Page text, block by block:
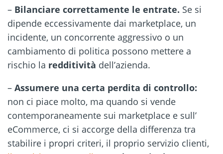
– Bilanciare correttamente le entrate. Se si
dipende eccessivamente dai marketplace, un
incidente, un concorrente aggressivo o un
cambiamento di politica possono mettere a
rischio la redditività dell’azienda.
– Assumere una certa perdita di controllo:
non ci piace molto, ma quando si vende
contemporaneamente sui marketplace e sull’
eCommerce, ci si accorge della differenza tra
stabilire i propri criteri, il proprio servizio clienti,